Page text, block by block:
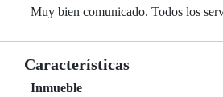
Muy bien comunicado. Todos los
Características
Inmueble